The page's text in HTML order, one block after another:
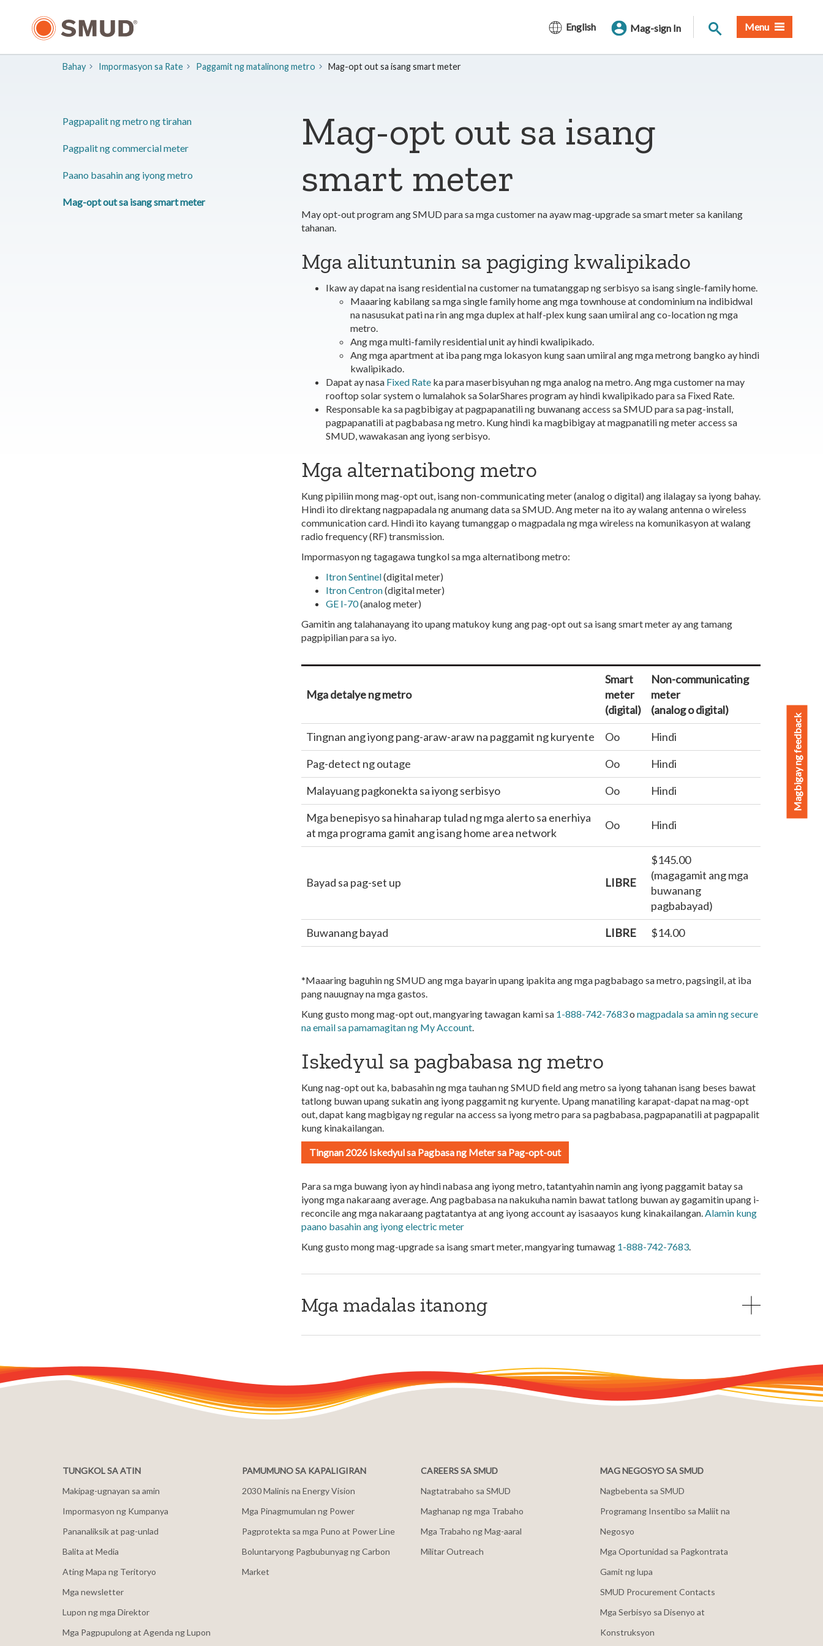
Pangunahing
English Mag-sign In Paghahanap sa Site
Menu
Bahay Impormasyon sa Rate Paggamit ng matalinong metro Mag-opt out sa isang smart meter
Mag-opt out sa isang
smart meter
May opt-out program ang SMUD para sa mga customer na ayaw mag-upgrade sa smart meter sa kanilang
tahanan.
Mga alituntunin sa pagiging kwalipikado
Ikaw ay dapat na isang residential na customer na tumatanggap ng serbisyo sa isang single-family home.
Maaaring kabilang sa mga single family home ang mga townhouse at condominium na indibidwal
na nasusukat pati na rin ang mga duplex at half-plex kung saan umiiral ang co-location ng mga
metro.
Ang mga multi-family residential unit ay hindi kwalipikado.
Ang mga apartment at iba pang mga lokasyon kung saan umiiral ang mga metrong bangko ay hindi
kwalipikado.
Dapat ay nasa Fixed Rate ka para maserbisyuhan ng mga analog na metro. Ang mga customer na may
rooftop solar system o lumalahok sa SolarShares program ay hindi kwalipikado para sa Fixed Rate.
Responsable ka sa pagbibigay at pagpapanatili ng buwanang access sa SMUD para sa pag-install,
pagpapanatili at pagbabasa ng metro. Kung hindi ka magbibigay at magpanatili ng meter access sa
SMUD, wawakasan ang iyong serbisyo.
Mga alternatibong metro
Kung pipiliin mong mag-opt out, isang non-communicating meter (analog o digital) ang ilalagay sa iyong bahay.
Hindi ito direktang nagpapadala ng anumang data sa SMUD. Ang meter na ito ay walang antenna o wireless
communication card. Hindi ito kayang tumanggap o magpadala ng mga wireless na komunikasyon at walang
radio frequency (RF) transmission.
Impormasyon ng tagagawa tungkol sa mga alternatibong metro:
Itron Sentinel(digital meter)
Itron Centron(digital meter)
GE I-70(analog meter)
Gamitin ang talahanayang ito upang matukoy kung ang pag-opt out sa isang smart meter ay ang tamang
pagpipilian para sa iyo.
Mga detalye ng metro
Smart
meter
(digital)
Non-communicating
meter
(analog o digital)
Tingnan ang iyong pang-araw-araw na paggamit ng kuryente
Oo
Hindi
Pag-detect ng outage
Oo
Hindi
Malayuang pagkonekta sa iyong serbisyo
Oo
Hindi
Mga benepisyo sa hinaharap tulad ng mga alerto sa enerhiya
at mga programa gamit ang isang home area network
Oo Hindi
Bayad sa pag-set up LIBRE
$145.00
(magagamit ang mga
buwanang
pagbabayad)
Buwanang bayad
LIBRE $14.00
*Maaaring baguhin ng SMUD ang mga bayarin upang ipakita ang mga pagbabago sa metro, pagsingil, at iba
pang nauugnay na mga gastos.
Kung gusto mong mag-opt out, mangyaring tawagan kami sa 1-888-742-7683o magpadala sa amin ng secure
na email sa pamamagitan ng My Account.
Iskedyul sa pagbabasa ng metro
Kung nag-opt out ka, babasahin ng mga tauhan ng SMUD field ang metro sa iyong tahanan isang beses bawat
tatlong buwan upang sukatin ang iyong paggamit ng kuryente. Upang manatiling karapat-dapat na mag-opt
out, dapat kang magbigay ng regular na access sa iyong metro para sa pagbabasa, pagpapanatili at pagpapalit
kung kinakailangan.
Tingnan 2026 Iskedyul sa Pagbasa ng Meter sa Pag-opt-out
Para sa mga buwang iyon ay hindi nabasa ang iyong metro, tatantyahin namin ang iyong paggamit batay sa
iyong mga nakaraang average. Ang pagbabasa na nakukuha namin bawat tatlong buwan ay gagamitin upang i-
reconcile ang mga nakaraang pagtatantya at ang iyong account ay isasaayos kung kinakailangan.Alamin kung
paano basahin ang iyong electric meter
Kung gusto mong mag-upgrade sa isang smart meter, mangyaring tumawag 1-888-742-7683.
Mga madalas itanong
Pagpapalit ng metro ng tirahan
Pagpalit ng commercial meter
Paano basahin ang iyong metro
Mag-opt out sa isang smart meter
TUNGKOL SA ATIN
Makipag-ugnayan sa amin
Impormasyon ng Kumpanya
Pananaliksik at pag-unlad
Balita at Media
Ating Mapa ng Teritoryo
Mga newsletter
Lupon ng mga Direktor
Mga Pagpupulong at Agenda ng Lupon
PAMUMUNO SA KAPALIGIRAN
2030 Malinis na Energy Vision
Mga Pinagmumulan ng Power
Pagprotekta sa mga Puno at Power Line
Boluntaryong Pagbubunyag ng Carbon
Market
CAREERS SA SMUD
Nagtatrabaho sa SMUD
Maghanap ng mga Trabaho
Mga Trabaho ng Mag-aaral
Militar Outreach
MAG NEGOSYO SA SMUD
Nagbebenta sa SMUD
Programang Insentibo sa Maliit na
Negosyo
Mga Oportunidad sa Pagkontrata
Gamit ng lupa
SMUD Procurement Contacts
Mga Serbisyo sa Disenyo at
Konstruksyon
Magbigay ng feedback